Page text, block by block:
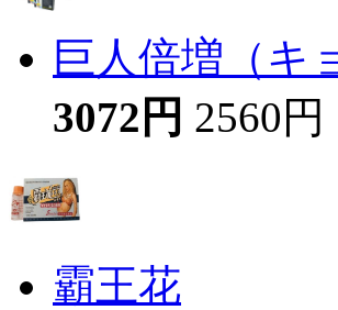
巨人倍増（キ
3072円 2560円
霸王花